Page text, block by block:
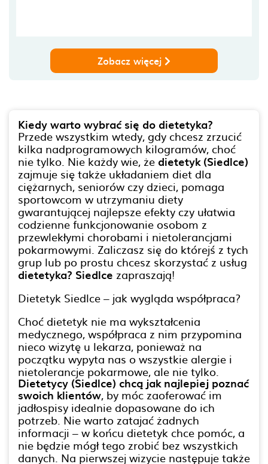
Zobacz więcej
Kiedy warto wybrać się do dietetyka?
Przede wszystkim wtedy, gdy chcesz zrzucić
kilka nadprogramowych kilogramów, choć
nie tylko. Nie każdy wie, że dietetyk (Siedlce)
zajmuje się także układaniem diet dla
ciężarnych, seniorów czy dzieci, pomaga
sportowcom w utrzymaniu diety
gwarantującej najlepsze efekty czy ułatwia
codzienne funkcjonowanie osobom z
przewlekłymi chorobami i nietolerancjami
pokarmowymi. Zaliczasz się do którejś z tych
grup lub po prostu chcesz skorzystać z usług
dietetyka? Siedlce zapraszają!
Dietetyk Siedlce – jak wygląda współpraca?
Choć dietetyk nie ma wykształcenia
medycznego, współpraca z nim przypomina
nieco wizytę u lekarza, ponieważ na
początku wypyta nas o wszystkie alergie i
nietolerancje pokarmowe, ale nie tylko.
Dietetycy (Siedlce) chcą jak najlepiej poznać
swoich klientów, by móc zaoferować im
jadłospisy idealnie dopasowane do ich
potrzeb. Nie warto zatajać żadnych
informacji – w końcu dietetyk chce pomóc, a
nie będzie mógł tego zrobić bez wszystkich
danych. Na pierwszej wizycie następuje także